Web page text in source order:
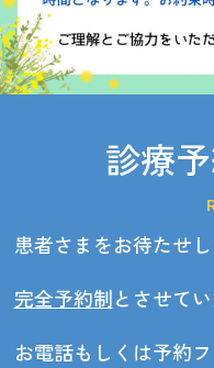
診療
患者さまをお待たせし
完全予約制とさせて
お電話もしくは予約